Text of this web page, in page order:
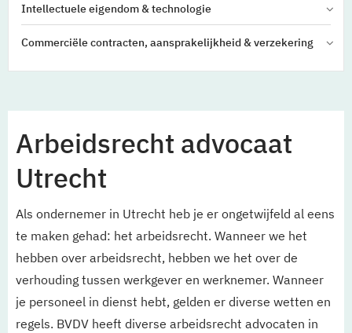
Intellectuele eigendom & technologie
Commerciële contracten, aansprakelijkheid & verzekering
Arbeidsrecht advocaat
Utrecht
Als ondernemer in Utrecht heb je er ongetwijfeld al eens
te maken gehad: het arbeidsrecht. Wanneer we het
hebben over arbeidsrecht, hebben we het over de
verhouding tussen werkgever en werknemer. Wanneer
je personeel in dienst hebt, gelden er diverse wetten en
regels. BVDV heeft diverse arbeidsrecht advocaten in